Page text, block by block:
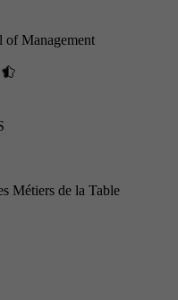
of Management
Métiers de la Table